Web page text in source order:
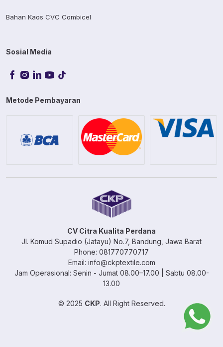
Bahan Kaos CVC Combicel
Sosial Media
Metode Pembayaran
CV Citra Kualita Perdana
Jl. Komud Supadio (Jatayu) No.7, Bandung, Jawa Barat
Phone: 081770770717
Email: info@ckptextile.com
Jam Operasional: Senin - Jumat 08.00–17.00 | Sabtu 08.00-
13.00
© 2025 CKP. All Right Reserved.